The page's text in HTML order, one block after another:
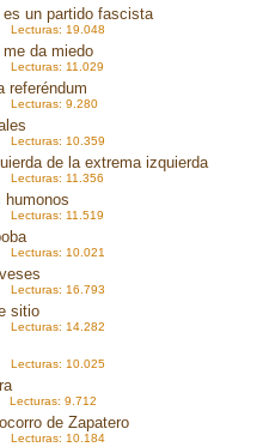
es un partido fascista
Lecturas: 19.048
da miedo
Lecturas: 11.029
referéndum
Lecturas: 9.280
Lecturas: 10.359
de la extrema izquierda
Lecturas: 11.356
humonos
Lecturas: 11.519
Lecturas: 10.021
Lecturas: 16.793
sitio
Lecturas: 14.282
Lecturas: 10.025
Lecturas: 9.712
de Zapatero
Lecturas: 10.184